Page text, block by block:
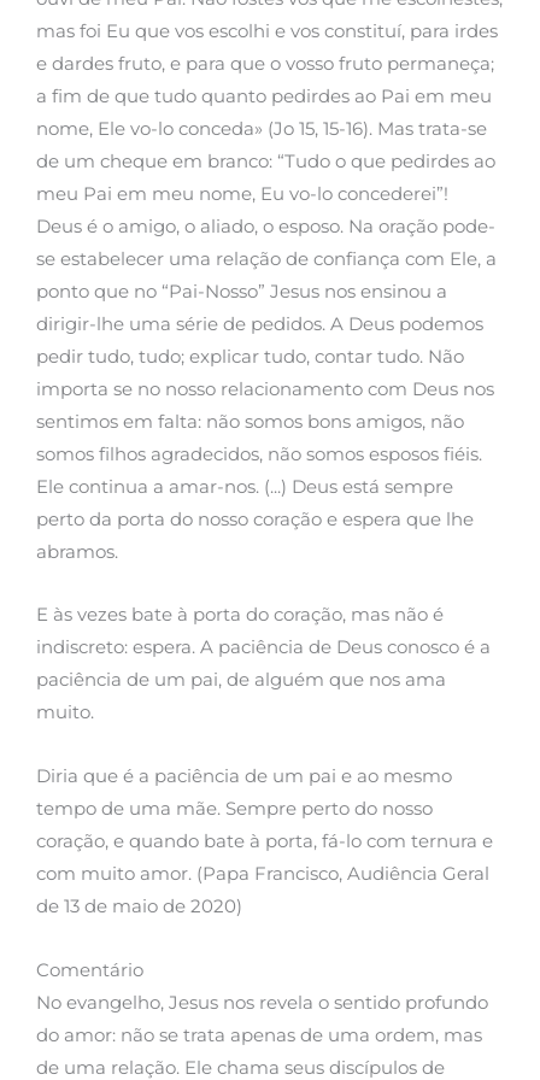
mas foi Eu que vos escolhi e vos constituí, para irdes
e dardes fruto, e para que o vosso fruto permaneça;
a fim de que tudo quanto pedirdes ao Pai em meu
nome, Ele vo-lo conceda» (Jo 15, 15-16). Mas trata-se
de um cheque em branco: “Tudo o que pedirdes ao
meu Pai em meu nome, Eu vo-lo concederei”!
Deus é o amigo, o aliado, o esposo. Na oração pode-
se estabelecer uma relação de confiança com Ele, a
ponto que no “Pai-Nosso” Jesus nos ensinou a
dirigir-lhe uma série de pedidos. A Deus podemos
pedir tudo, tudo; explicar tudo, contar tudo. Não
importa se no nosso relacionamento com Deus nos
sentimos em falta: não somos bons amigos, não
somos filhos agradecidos, não somos esposos fiéis.
Ele continua a amar-nos. (...) Deus está sempre
perto da porta do nosso coração e espera que lhe
abramos.
E às vezes bate à porta do coração, mas não é
indiscreto: espera. A paciência de Deus conosco é a
paciência de um pai, de alguém que nos ama
muito.
Diria que é a paciência de um pai e ao mesmo
tempo de uma mãe. Sempre perto do nosso
coração, e quando bate à porta, fá-lo com ternura e
com muito amor. (Papa Francisco, Audiência Geral
de 13 de maio de 2020)
Comentário
No evangelho, Jesus nos revela o sentido profundo
do amor: não se trata apenas de uma ordem, mas
de uma relação. Ele chama seus discípulos de